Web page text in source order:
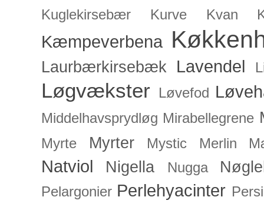
Kuglekirsebær
Kurve Kvan
Kæmpeverbena
Laurbærkirsebæk Lavendel
Løgvækster Løvefod
Middelhavsprydløg Mirabellegrene
Myrte Myrter Mystic Merlin
Natviol Nigella Nugga
Pelargonier Perlehyacinter